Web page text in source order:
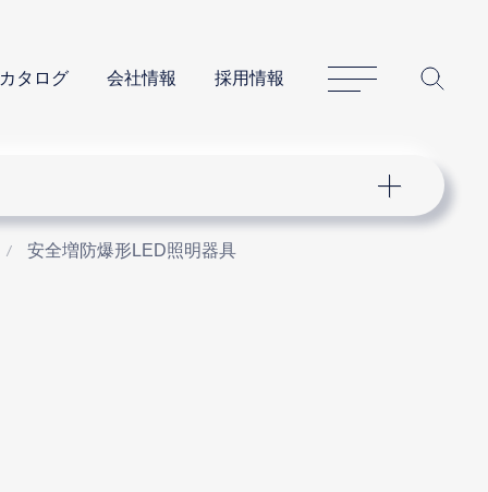
タログ 会社情報 採用情報
サイトマップ
安全増防爆形LED照明器具